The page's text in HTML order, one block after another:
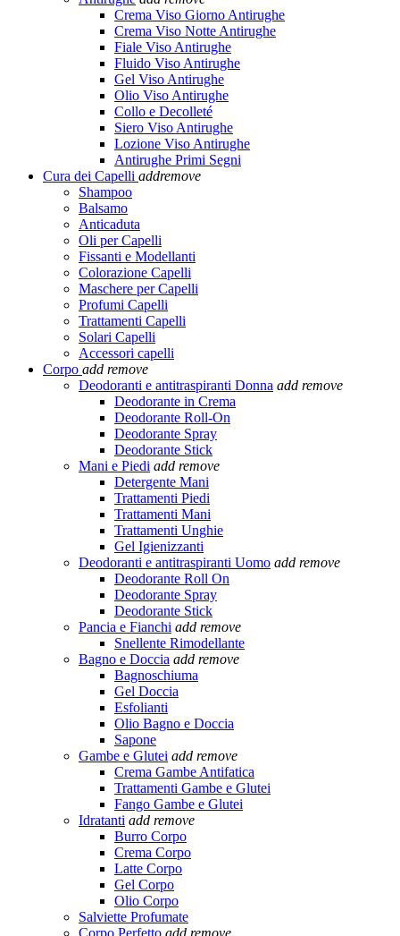
Crema Viso Giorno Antirughe
Crema Viso Notte Antirughe
Fiale Viso Antirughe
Fluido Viso Antirughe
Gel Viso Antirughe
Olio Viso Antirughe
Collo e Decolleté
Siero Viso Antirughe
Lozione Viso Antirughe
Antirughe Primi Segni
Cura dei Capelli addremove
Shampoo
Balsamo
Anticaduta
Oli per Capelli
Fissanti e Modellanti
Colorazione Capelli
Maschere per Capelli
Profumi Capelli
Trattamenti Capelli
Solari Capelli
Accessori capelli
Corpo add remove
Deodoranti e antitraspiranti Donna add remove
Deodorante in Crema
Deodorante Roll-On
Deodorante Spray
Deodorante Stick
Mani e Piedi add remove
Detergente Mani
Trattamenti Piedi
Trattamenti Mani
Trattamenti Unghie
Gel Igienizzanti
Deodoranti e antitraspiranti Uomo add remove
Deodorante Roll On
Deodorante Spray
Deodorante Stick
Pancia e Fianchi add remove
Snellente Rimodellante
Bagno e Doccia add remove
Bagnoschiuma
Gel Doccia
Esfolianti
Olio Bagno e Doccia
Sapone
Gambe e Glutei add remove
Crema Gambe Antifatica
Trattamenti Gambe e Glutei
Fango Gambe e Glutei
Idratanti add remove
Burro Corpo
Crema Corpo
Latte Corpo
Gel Corpo
Olio Corpo
Salviette Profumate
Corpo Perfetto add remove